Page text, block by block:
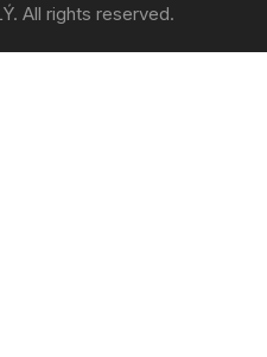
All rights reserved.